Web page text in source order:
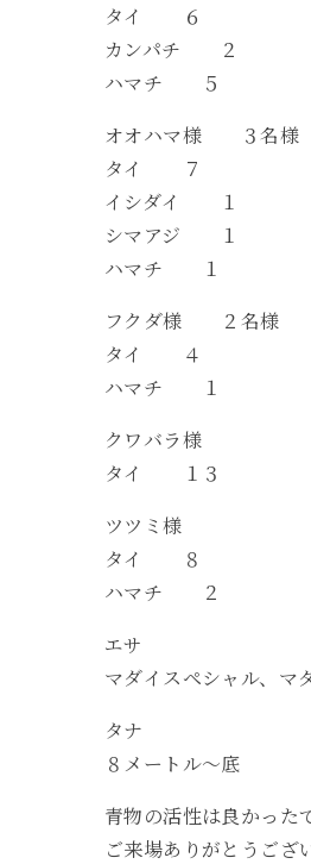
タイ ６
カンパチ ２
ハマチ ５
オオハマ様 ３名様
タイ ７
イシダイ １
シマアジ １
ハマチ １
フクダ様 ２名様
タイ ４
ハマチ １
クワバラ様
タイ １３
ツツミ様
タイ ８
ハマチ ２
エサ
マダイスペシャル、マ
タナ
８メートル〜底
青物の活性は良かった
ご来場ありがとうござ